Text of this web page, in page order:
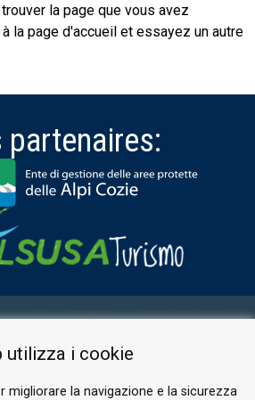
la page que vous avez
la page d'accueil et essayez un autre
partenaires:
PRIVACY POLICY
utilizza i cookie
migliorare la navigazione e la sicurezza